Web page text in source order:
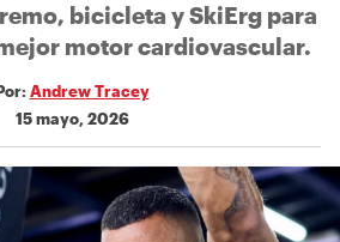
bicicleta y SkiErg para
motor cardiovascular.
Andrew Tracey
15 mayo, 2026